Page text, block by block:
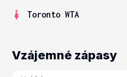
Toronto WTA
Vzájemné zápasy